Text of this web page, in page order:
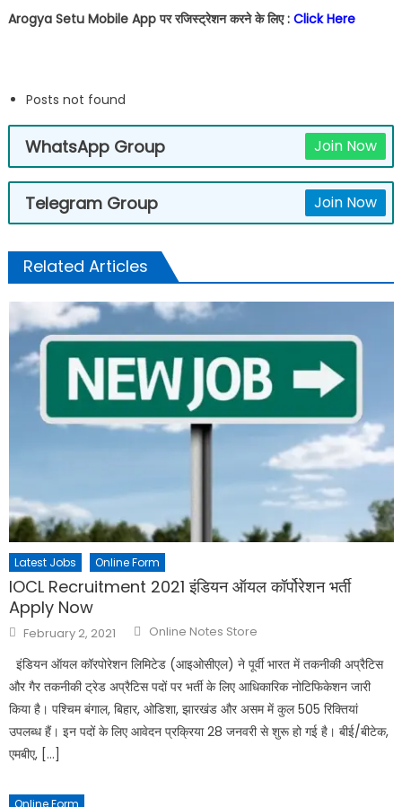
Arogya Setu Mobile App पर रजिस्ट्रेशन करने के लिए : Click Here
Posts not found
WhatsApp Group Join Now
Telegram Group Join Now
Related Articles
Latest Jobs Online Form
IOCL Recruitment 2021 इंडियन ऑयल कॉर्पोरेशन भर्ती
Apply Now
February 2, 2021 Online Notes Store
इंडियन ऑयल कॉरपोरेशन लिमिटेड (आइओसीएल) ने पूर्वी भारत में तकनीकी अप्रैटिस
और गैर तकनीकी ट्रेड अप्रैटिस पदों पर भर्ती के लिए आधिकारिक नोटिफिकेशन जारी
किया है। पश्चिम बंगाल, बिहार, ओडिशा, झारखंड और असम में कुल 505 रिक्तियां
उपलब्ध हैं। इन पदों के लिए आवेदन प्रक्रिया 28 जनवरी से शुरू हो गई है। बीई/बीटेक,
एमबीए, […]
Online Form